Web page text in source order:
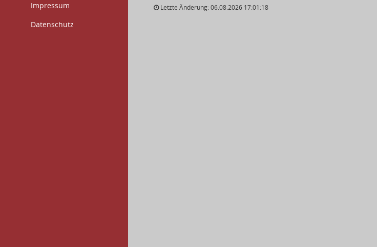
Impressum
Datenschutz
Letzte Änderung: 06.08.2026 17:01:18